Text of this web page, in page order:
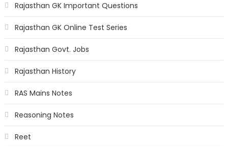
Rajasthan GK Important Questions
Rajasthan GK Online Test Series
Rajasthan Govt. Jobs
Rajasthan History
RAS Mains Notes
Reasoning Notes
Reet